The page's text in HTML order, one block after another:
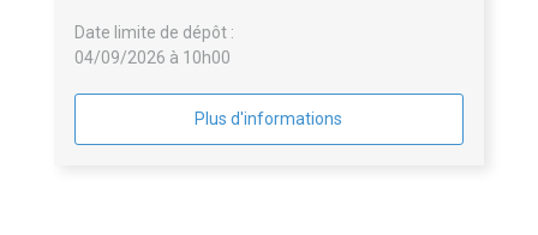
Date limite de dépôt :
04/09/2026 à 10h00
Plus d'informations